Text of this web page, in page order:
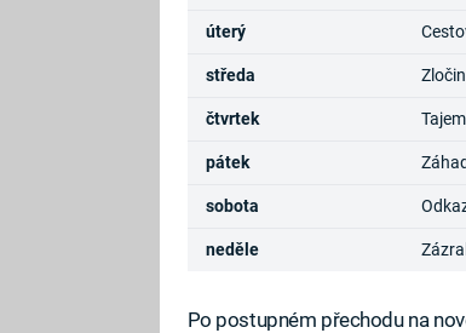
úterý
středa
čtvrtek
pátek
sobota
neděle
Po postupném přechodu na